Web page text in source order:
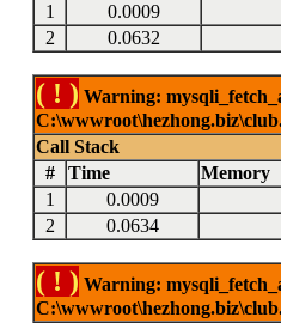
1
0.0009
2
0.0632
( ! ) Warning:
Call Stack
#
Time Memory
1
0.0009
2
0.0634
( ! ) Warning: